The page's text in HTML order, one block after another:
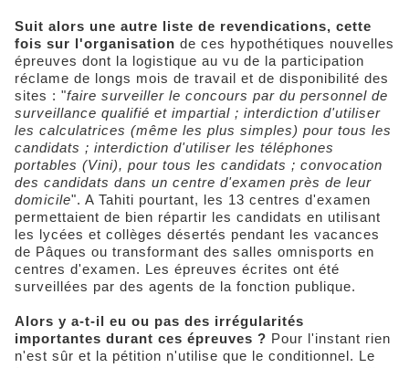
Suit alors une autre liste de revendications, cette
fois sur l'organisation de ces hypothétiques nouvelles
épreuves dont la logistique au vu de la participation
réclame de longs mois de travail et de disponibilité des
sites : "faire surveiller le concours par du personnel de
surveillance qualifié et impartial ; interdiction d'utiliser
les calculatrices (même les plus simples) pour tous les
candidats ; interdiction d'utiliser les téléphones
portables (Vini), pour tous les candidats ; convocation
des candidats dans un centre d'examen près de leur
domicile". A Tahiti pourtant, les 13 centres d'examen
permettaient de bien répartir les candidats en utilisant
les lycées et collèges désertés pendant les vacances
de Pâques ou transformant des salles omnisports en
centres d'examen. Les épreuves écrites ont été
surveillées par des agents de la fonction publique.
Alors y a-t-il eu ou pas des irrégularités
importantes durant ces épreuves ? Pour l'instant rien
n'est sûr et la pétition n'utilise que le conditionnel. Le